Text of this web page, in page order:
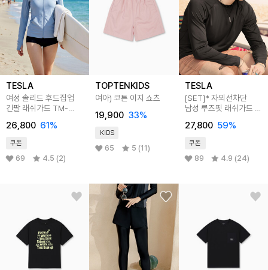
TESLA
여성 솔리드 후드집업
긴팔 래쉬가드 TM-
26,800 61%
쿠폰
69 4.5 (2)
TOPTENKIDS
여아) 코튼 이지 쇼츠
19,900 33%
KIDS
65 5 (11)
TESLA
[SET]* 자외선차단
남성 루즈핏 래쉬가드 &
27,800 59%
쿠폰
89 4.9 (24)